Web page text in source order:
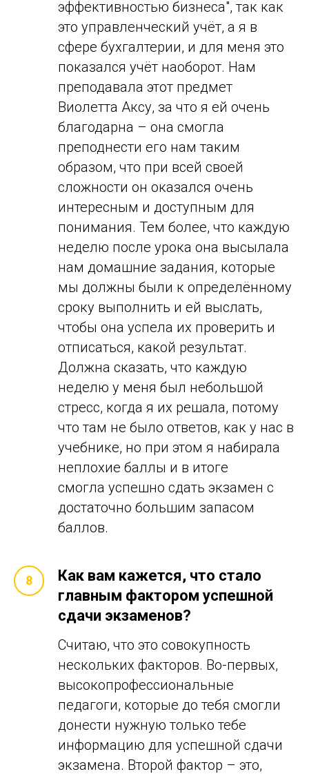
эффективностью бизнеса", так как
это управленческий учёт, а я в
сфере бухгалтерии, и для меня это
показался учёт наоборот. Нам
преподавала этот предмет
Виолетта Аксу, за что я ей очень
благодарна – она смогла
преподнести его нам таким
образом, что при всей своей
сложности он оказался очень
интересным и доступным для
понимания. Тем более, что каждую
неделю после урока она высылала
нам домашние задания, которые
мы должны были к определённому
сроку выполнить и ей выслать,
чтобы она успела их проверить и
отписаться, какой результат.
Должна сказать, что каждую
неделю у меня был небольшой
стресс, когда я их решала, потому
что там не было ответов, как у нас в
учебнике, но при этом я набирала
неплохие баллы и в итоге
смогла успешно сдать экзамен с
достаточно большим запасом
баллов.
Как вам кажется, что стало
главным фактором успешной
сдачи экзаменов?
Считаю, что это совокупность
нескольких факторов. Во-первых,
высокопрофессиональные
педагоги, которые до тебя смогли
донести нужную только тебе
информацию для успешной сдачи
экзамена. Второй фактор – это,